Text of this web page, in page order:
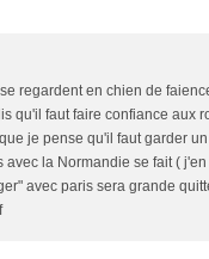
regardent en chien de
qu'il faut faire confiance aux
je pense qu'il faut garder
la Normandie se fait (
avec paris sera grande